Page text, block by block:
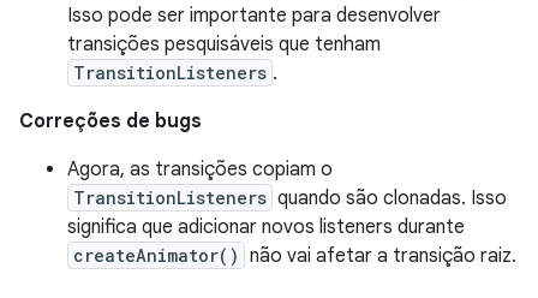
Isso pode ser importante para desenvolver
transições pesquisáveis que tenham
TransitionListeners .
Correções de bugs
Agora, as transições copiam o
TransitionListeners quando são clonadas. Isso
significa que adicionar novos listeners durante
createAnimator() não vai afetar a transição raiz.